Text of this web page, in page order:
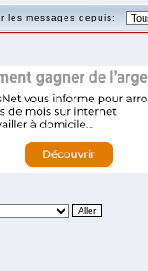
les messages depuis: